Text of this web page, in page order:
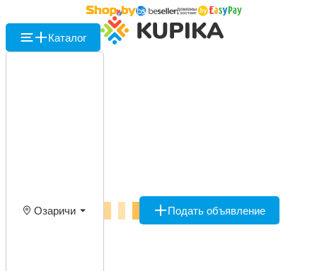
Каталог
Озаричи Подать объявление